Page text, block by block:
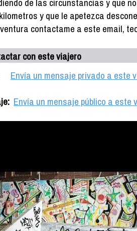
y que le apetezca
contactame a este email,
con este viajero
Envía un mensaje privado a este
Envía un mensaje público a este